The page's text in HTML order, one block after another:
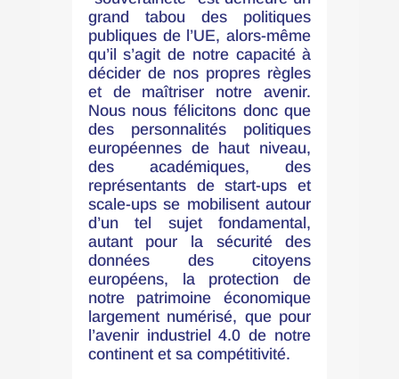
grand tabou des politiques
publiques de l’UE, alors-même
qu’il s’agit de notre capacité à
décider de nos propres règles
et de maîtriser notre avenir.
Nous nous félicitons donc que
des personnalités politiques
européennes de haut niveau,
des académiques, des
représentants de start-ups et
scale-ups se mobilisent autour
d’un tel sujet fondamental,
autant pour la sécurité des
données des citoyens
européens, la protection de
notre patrimoine économique
largement numérisé, que pour
l’avenir industriel 4.0 de notre
continent et sa compétitivité.